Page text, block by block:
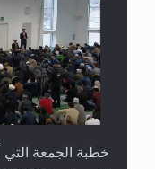
خطبة الجمعة التي